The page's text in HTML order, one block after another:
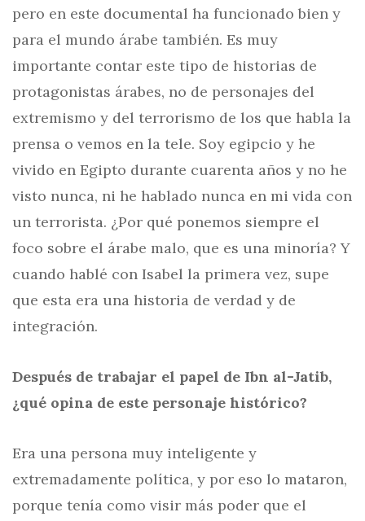
pero en este documental ha funcionado bien y
para el mundo árabe también. Es muy
importante contar este tipo de historias de
protagonistas árabes, no de personajes del
extremismo y del terrorismo de los que habla la
prensa o vemos en la tele. Soy egipcio y he
vivido en Egipto durante cuarenta años y no he
visto nunca, ni he hablado nunca en mi vida con
un terrorista. ¿Por qué ponemos siempre el
foco sobre el árabe malo, que es una minoría? Y
cuando hablé con Isabel la primera vez, supe
que esta era una historia de verdad y de
integración.
Después de trabajar el papel de Ibn al-Jatib,
¿qué opina de este personaje histórico?
Era una persona muy inteligente y
extremadamente política, y por eso lo mataron,
porque tenía como visir más poder que el